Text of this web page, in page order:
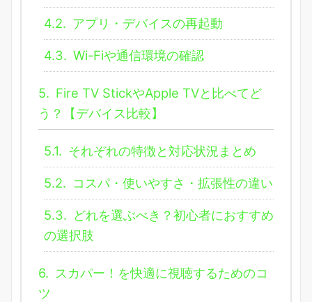
4.2. アプリ・デバイスの再起動
4.3. Wi-Fiや通信環境の確認
5. Fire TV StickやApple TVと比べてど
う？【デバイス比較】
5.1. それぞれの特徴と対応状況まとめ
5.2. コスパ・使いやすさ・拡張性の違い
5.3. どれを選ぶべき？初心者におすすめ
の選択肢
6. スカパー！を快適に視聴するためのコ
ツ